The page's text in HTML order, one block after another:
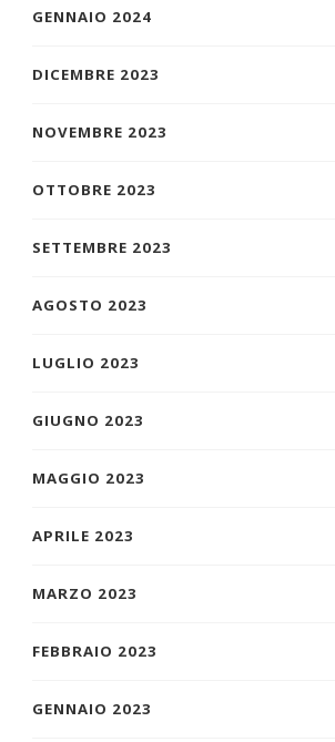
GENNAIO 2024
DICEMBRE 2023
NOVEMBRE 2023
OTTOBRE 2023
SETTEMBRE 2023
AGOSTO 2023
LUGLIO 2023
GIUGNO 2023
MAGGIO 2023
APRILE 2023
MARZO 2023
FEBBRAIO 2023
GENNAIO 2023